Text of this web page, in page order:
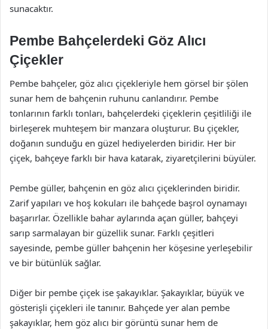
sunacaktır.
Pembe Bahçelerdeki Göz Alıcı
Çiçekler
Pembe bahçeler, göz alıcı çiçekleriyle hem görsel bir şölen
sunar hem de bahçenin ruhunu canlandırır. Pembe
tonlarının farklı tonları, bahçelerdeki çiçeklerin çeşitliliği ile
birleşerek muhteşem bir manzara oluşturur. Bu çiçekler,
doğanın sunduğu en güzel hediyelerden biridir. Her bir
çiçek, bahçeye farklı bir hava katarak, ziyaretçilerini büyüler.
Pembe güller, bahçenin en göz alıcı çiçeklerinden biridir.
Zarif yapıları ve hoş kokuları ile bahçede başrol oynamayı
başarırlar. Özellikle bahar aylarında açan güller, bahçeyi
sarıp sarmalayan bir güzellik sunar. Farklı çeşitleri
sayesinde, pembe güller bahçenin her köşesine yerleşebilir
ve bir bütünlük sağlar.
Diğer bir pembe çiçek ise şakayıklar. Şakayıklar, büyük ve
gösterişli çiçekleri ile tanınır. Bahçede yer alan pembe
şakayıklar, hem göz alıcı bir görüntü sunar hem de